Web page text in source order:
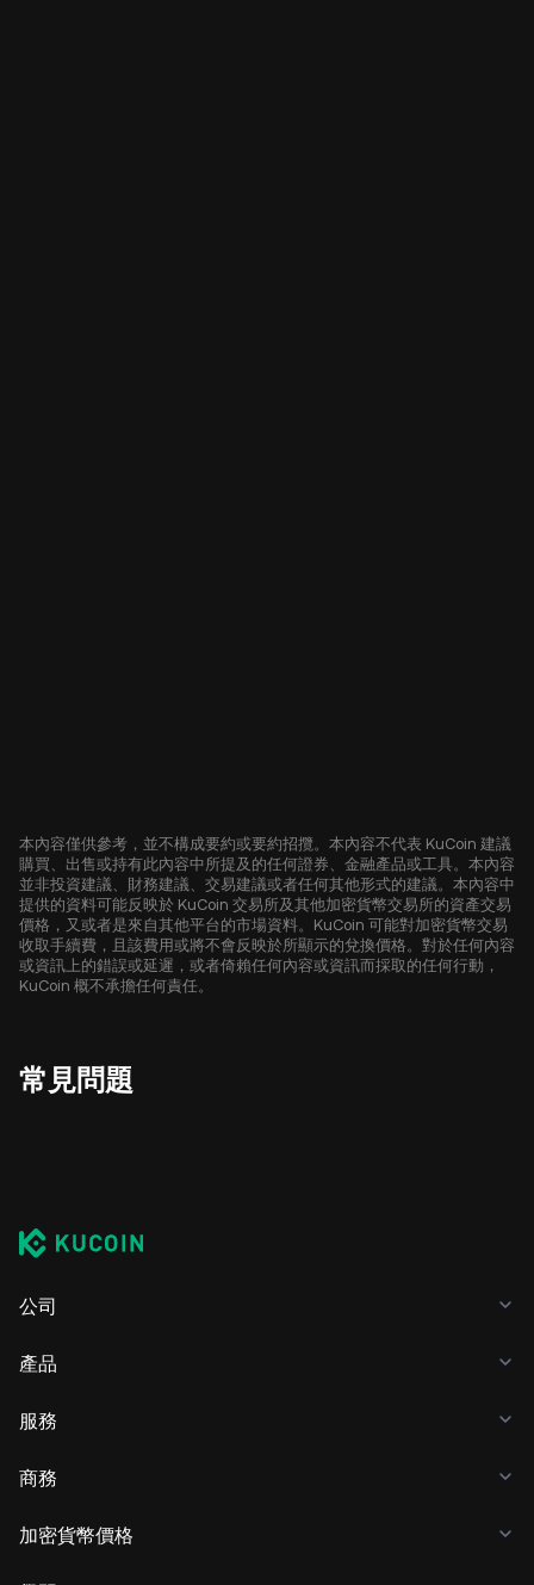
本內容僅供參考，並不構成要約或要約招攬。本內容不代表 KuCoin 建議
購買、出售或持有此內容中所提及的任何證券、金融產品或工具。本內容
並非投資建議、財務建議、交易建議或者任何其他形式的建議。本內容中
提供的資料可能反映於 KuCoin 交易所及其他加密貨幣交易所的資產交易
價格，又或者是來自其他平台的市場資料。KuCoin 可能對加密貨幣交易
收取手續費，且該費用或將不會反映於所顯示的兌換價格。對於任何內容
或資訊上的錯誤或延遲，或者倚賴任何內容或資訊而採取的任何行動，
KuCoin 概不承擔任何責任。
常見問題
公司
產品
服務
商務
加密貨幣價格